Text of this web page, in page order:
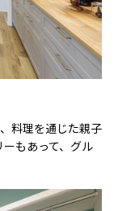
料理を通じた親子
もあって、グル